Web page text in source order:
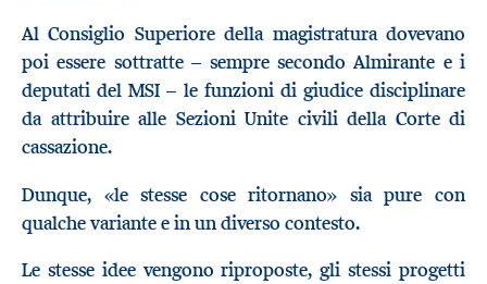
Al Consiglio Superiore della magistratura dovevano
poi essere sottratte – sempre secondo Almirante e i
deputati del MSI – le funzioni di giudice disciplinare
da attribuire alle Sezioni Unite civili della Corte di
cassazione.
Dunque, «le stesse cose ritornano» sia pure con
qualche variante e in un diverso contesto.
Le stesse idee vengono riproposte, gli stessi progetti